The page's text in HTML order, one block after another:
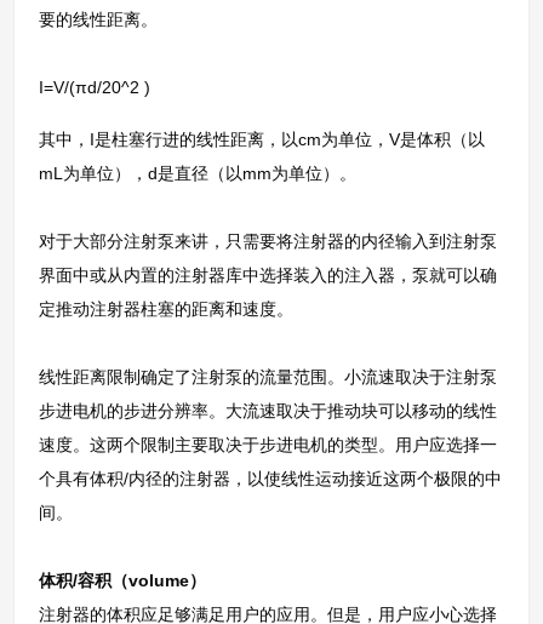
要的线性距离。
I=V/(πd/20^2 )
其中，I是柱塞行进的线性距离，以cm为单位，V是体积（以
mL为单位），d是直径（以mm为单位）。
对于大部分注射泵来讲，只需要将注射器的内径输入到注射泵
界面中或从内置的注射器库中选择装入的注入器，泵就可以确
定推动注射器柱塞的距离和速度。
线性距离限制确定了注射泵的流量范围。小流速取决于注射泵
步进电机的步进分辨率。大流速取决于推动块可以移动的线性
速度。这两个限制主要取决于步进电机的类型。用户应选择一
个具有体积/内径的注射器，以使线性运动接近这两个极限的中
间。
体积/容积（volume）
注射器的体积应足够满足用户的应用。但是，用户应小心选择